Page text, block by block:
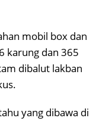
mobil box dan
karung dan 365
dibalut lakban
yang dibawa di